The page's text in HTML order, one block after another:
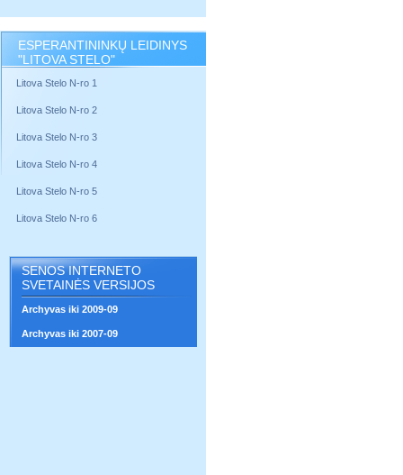
ESPERANTININKŲ LEIDINYS
"LITOVA STELO"
Litova Stelo N-ro 1
Litova Stelo N-ro 2
Litova Stelo N-ro 3
Litova Stelo N-ro 4
Litova Stelo N-ro 5
Litova Stelo N-ro 6
SENOS INTERNETO
SVETAINĖS VERSIJOS
Archyvas iki 2009-09
Archyvas iki 2007-09